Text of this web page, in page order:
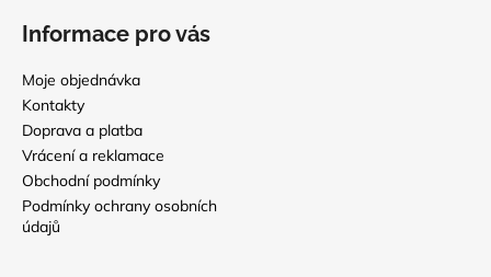
Informace pro vás
Moje objednávka
Kontakty
Doprava a platba
Vrácení a reklamace
Obchodní podmínky
Podmínky ochrany osobních
údajů